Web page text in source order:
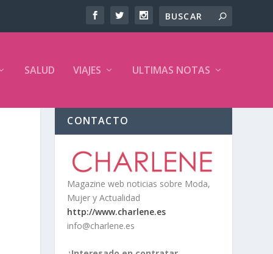
SALUD VIAJES ULTIMAS NOTAS
CONTACTO
Magazine web noticias sobre Moda,
Mujer y Actualidad
http://www.charlene.es
info@charlene.es